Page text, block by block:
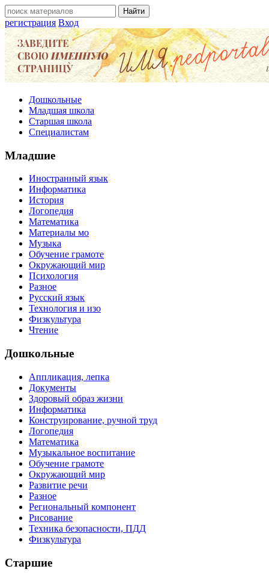
регистрация Вход
Дошкольные
Младшая школа
Старшая школа
Специалистам
Младшие
Иностранный язык
Информатика
История
Логопедия
Математика
Материалы мо
Музыка
Обучение грамоте
Окружающий мир
Психология
Разное
Русский язык
Технология и изо
Физкультура
Чтение
Дошкольные
Аппликация, лепка
Документы
Здоровый образ жизни
Информатика
Конструирование, ручной труд
Логопедия
Математика
Музыкальное воспитание
Обучение грамоте
Окружающий мир
Развитие речи
Разное
Региональный компонент
Рисование
Техника безопасности, ПДД
Физкультура
Старшие